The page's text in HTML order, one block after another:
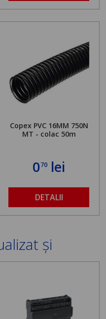
Copex PVC 16MM 750N
MT - colac 50m
070 lei
DETALII
și